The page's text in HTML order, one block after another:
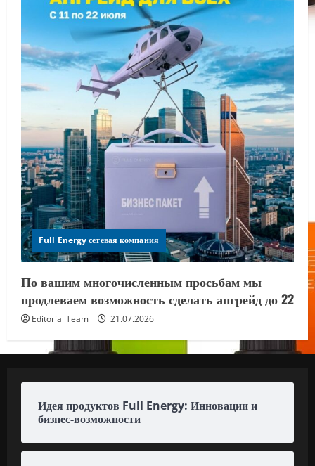
Full Energy сетевая компания
По вашим многочисленным просьбам мы
продлеваем возможность сделать апгрейд до 22
Editorial Team 21.07.2026
Идея продуктов Full Energy: Инновации и
бизнес-возможности